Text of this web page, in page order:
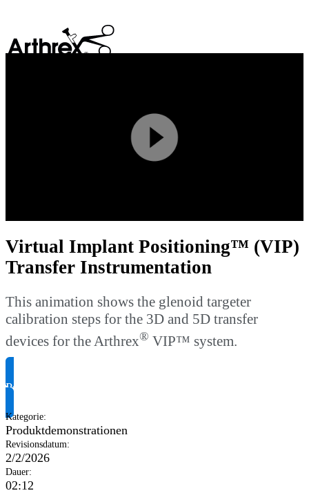
Play
Video
Virtual Implant Positioning™ (VIP)
Transfer Instrumentation
This animation shows the glenoid targeter
calibration steps for the 3D and 5D transfer
devices for the Arthrex® VIP™ system.
Produktinformationen anfragen
Kategorie:
Produktdemonstrationen
Revisionsdatum:
2/2/2026
Dauer:
02:12